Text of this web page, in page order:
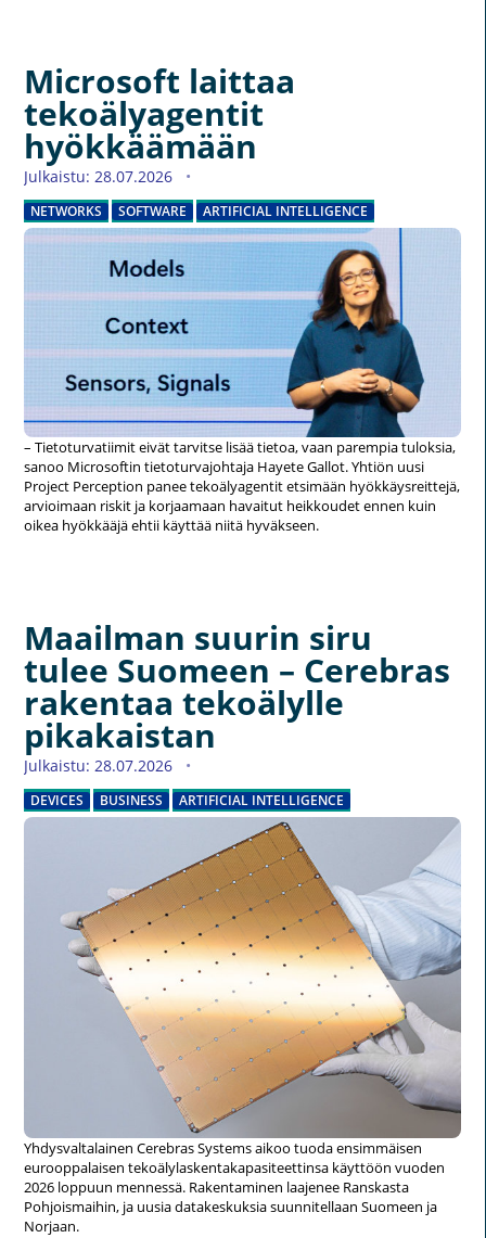
Microsoft laittaa
tekoälyagentit
hyökkäämään
Julkaistu: 28.07.2026
NETWORKS SOFTWARE ARTIFICIAL INTELLIGENCE
– Tietoturvatiimit eivät tarvitse lisää tietoa, vaan parempia tuloksia,
sanoo Microsoftin tietoturvajohtaja Hayete Gallot. Yhtiön uusi
Project Perception panee tekoälyagentit etsimään hyökkäysreittejä,
arvioimaan riskit ja korjaamaan havaitut heikkoudet ennen kuin
oikea hyökkääjä ehtii käyttää niitä hyväkseen.
Maailman suurin siru
tulee Suomeen – Cerebras
rakentaa tekoälylle
pikakaistan
Julkaistu: 28.07.2026
DEVICES BUSINESS ARTIFICIAL INTELLIGENCE
Yhdysvaltalainen Cerebras Systems aikoo tuoda ensimmäisen
eurooppalaisen tekoälylaskentakapasiteettinsa käyttöön vuoden
2026 loppuun mennessä. Rakentaminen laajenee Ranskasta
Pohjoismaihin, ja uusia datakeskuksia suunnitellaan Suomeen ja
Norjaan.